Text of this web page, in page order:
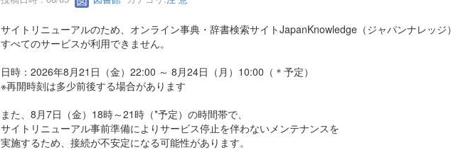
サイトリニューアルのため、オンライン事典・辞書検索サイトJapanKnowledge（ジャパンナレッジ）
すべてのサービスが利用できません。
日時：2026年8月21日（金）22:00 ～ 8月24日（月）10:00（＊予定）
※再開時刻は多少前後する場合があります
また、8月7日（金）18時～21時（*予定）の時間帯で、
サイトリニューアル事前準備によりサービス停止を伴わないメンテナンスを
実施するため、接続が不安定になる可能性があります。